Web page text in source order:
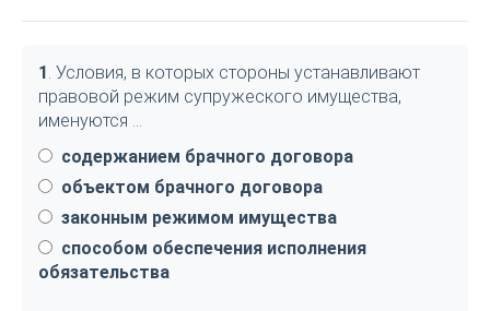
1. Условия, в которых стороны устанавливают
правовой режим супружеского имущества,
именуются …
содержанием брачного договора
объектом брачного договора
законным режимом имущества
способом обеспечения исполнения
обязательства